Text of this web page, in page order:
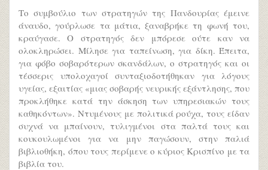
Το συμβούλιο των στρατηγών της Πανδουρίας έμεινε
άναυδο, γούρλωσε τα μάτια, ξαναβρήκε τη φωνή του,
κραύγασε. Ο στρατηγός δεν μπόρεσε ούτε καν να
ολοκληρώσει. Μίλησε για ταπείνωση, για δίκη. Έπειτα,
για φόβο σοβαρότερων σκανδάλων, ο στρατηγός και οι
τέσσερις υπολοχαγοί συνταξιοδοτήθηκαν για λόγους
υγείας, εξαιτίας «μιας σοβαρής νευρικής εξάντλησης, που
προκλήθηκε κατά την άσκηση των υπηρεσιακών τους
καθηκόντων». Ντυμένους με πολιτικά ρούχα, τους είδαν
συχνά να μπαίνουν, τυλιγμένοι στα παλτά τους και
κουκουλωμένοι για να μην παγώσουν, στην παλιά
βιβλιοθήκη, όπου τους περίμενε ο κύριος Κρισπίνο με τα
βιβλία του.